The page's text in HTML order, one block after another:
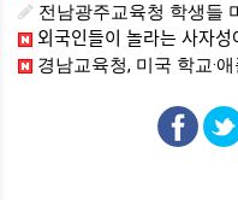
전남광주교육청 학생들 미국 동부서
외국인들이 놀라는
경남교육청, 미국 학교·애플파크서 AI